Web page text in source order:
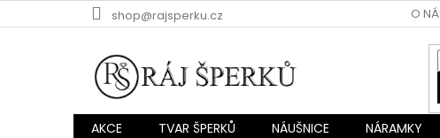
na
shop@rajsperku.cz O
AKCE TVAR ŠPERKŮ NÁUŠNICE NÁRAMKY